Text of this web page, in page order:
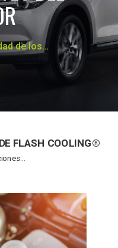
Longevidad de los componentes del motor
FLASH COOLING®